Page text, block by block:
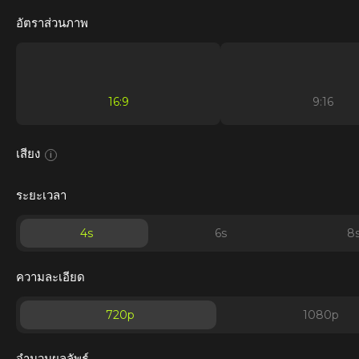
อัตราส่วนภาพ
16:9 9:16
เสียง i
ระยะเวลา
4s 6s 8
ความละเอียด
720p 1080p